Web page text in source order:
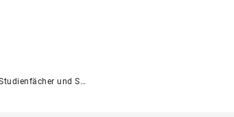
und Studiengänge